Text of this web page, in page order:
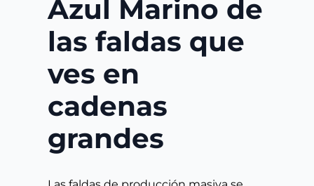
Azul Marino de
las faldas que
ves en
cadenas
grandes